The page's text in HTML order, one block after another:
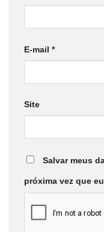
E-mail *
Site
Salvar meus
próxima vez que